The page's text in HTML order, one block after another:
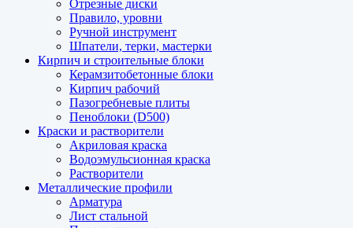
Отрезные диски
Правило, уровни
Ручной инструмент
Шпатели, терки, мастерки
Кирпич и строительные блоки
Керамзитобетонные блоки
Кирпич рабочий
Пазогребневые плиты
Пеноблоки (D500)
Краски и растворители
Акриловая краска
Водоэмульсионная краска
Растворители
Металлические профили
Арматура
Лист стальной